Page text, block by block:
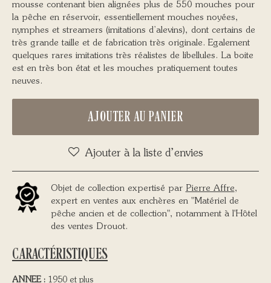
mousse contenant bien alignées plus de 550 mouches pour
la pêche en réservoir, essentiellement mouches noyées,
nymphes et streamers (imitations d’alevins), dont certains de
très grande taille et de fabrication très originale. Egalement
quelques rares imitations très réalistes de libellules. La boite
est en très bon état et les mouches pratiquement toutes
neuves.
AJOUTER AU PANIER
Ajouter à la liste d’envies
Objet de collection expertisé par Pierre Affre,
expert en ventes aux enchères en "Matériel de
pêche ancien et de collection", notamment à l'Hôtel
des ventes Drouot.
CARACTÉRISTIQUES
ANNEE : 1950 et plus